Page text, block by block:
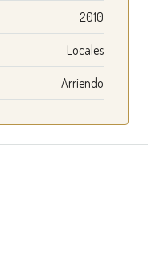
2010
Locales
Arriendo